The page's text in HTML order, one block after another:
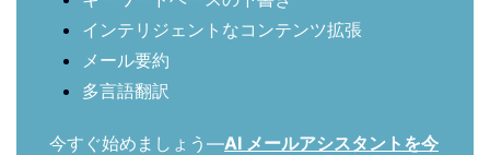
インテリジェントなコンテンツ拡張
メール要約
多言語翻訳
今すぐ始めましょう—AI メールアシスタントを今